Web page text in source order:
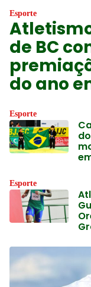
Esporte
de BC
do ano
Esporte
Esporte